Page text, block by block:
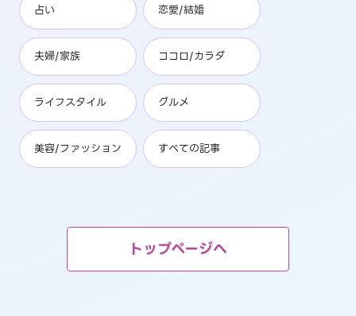
占い 恋愛/結婚
夫婦/家族 ココロ/カラダ
ライフスタイル グルメ
美容/ファッション すべての記事
トップページへ